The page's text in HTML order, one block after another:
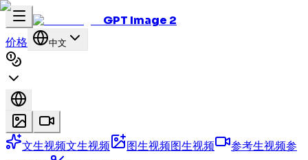
GPT Image 2
价格 中文
文生视频文生视频 图生视频图生视频 参考生视频参